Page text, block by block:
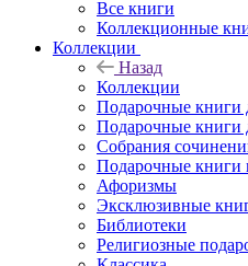
Все книги
Коллекционные
Коллекции
Назад
Коллекции
Подарочные книги
Подарочные книги
Собрания
Подарочные книги
Афоризмы
Эксклюзивные
Библиотеки
Религиозные